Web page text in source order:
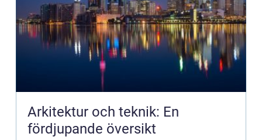
Arkitektur och teknik: En
fördjupande översikt